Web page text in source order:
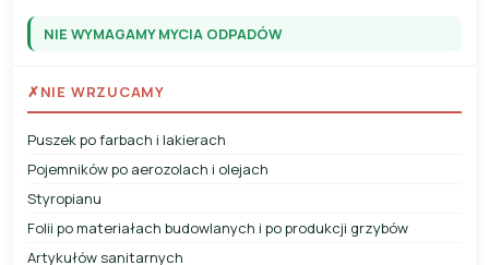
NIE WYMAGAMY MYCIA ODPADÓW
✗NIE WRZUCAMY
Puszek po farbach i lakierach
Pojemników po aerozolach i olejach
Styropianu
Folii po materiałach budowlanych i po produkcji grzybów
Artykułów sanitarnych